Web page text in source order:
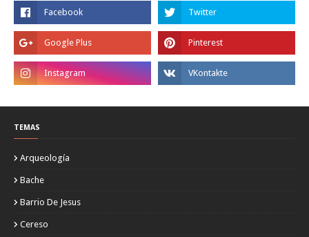
TEMAS
Arqueología
Bache
Barrio De Jesus
Cereso